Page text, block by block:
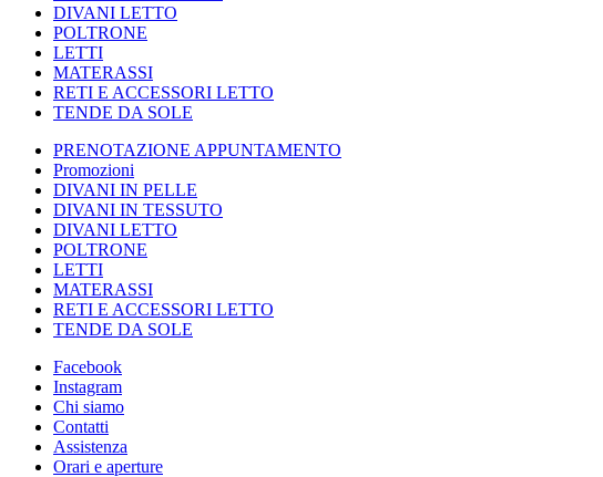
DIVANI LETTO
POLTRONE
LETTI
MATERASSI
RETI E ACCESSORI LETTO
TENDE DA SOLE
PRENOTAZIONE APPUNTAMENTO
Promozioni
DIVANI IN PELLE
DIVANI IN TESSUTO
DIVANI LETTO
POLTRONE
LETTI
MATERASSI
RETI E ACCESSORI LETTO
TENDE DA SOLE
Facebook
Instagram
Chi siamo
Contatti
Assistenza
Orari e aperture